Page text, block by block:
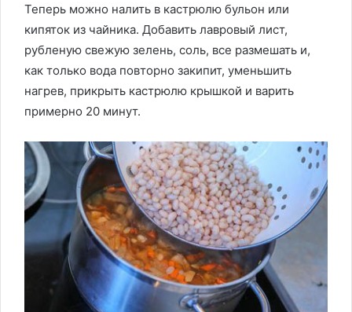
Теперь можно налить в кастрюлю бульон или
кипяток из чайника. Добавить лавровый лист,
рубленую свежую зелень, соль, все размешать и,
как только вода повторно закипит, уменьшить
нагрев, прикрыть кастрюлю крышкой и варить
примерно 20 минут.